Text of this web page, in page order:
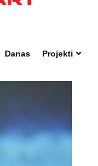
Danas Projekti